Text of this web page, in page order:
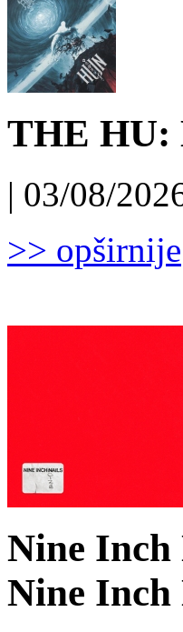
THE HU:
| 03/08/
>> opširnije
Nine Inch
Nine Inch